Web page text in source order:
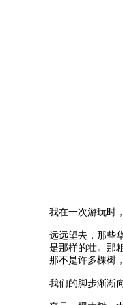
我在一次游玩时
远远望去，那些
是那样的壮。那
那不是许多棵树
我们的脚步渐渐